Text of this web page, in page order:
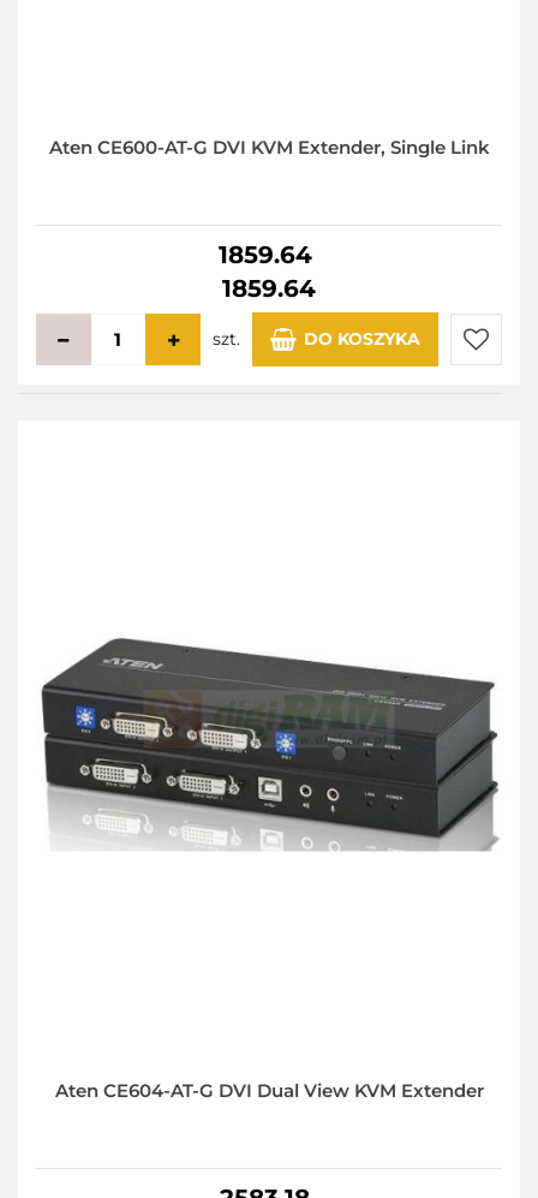
Aten CE600-AT-G DVI KVM Extender, Single Link
1859.64
1859.64
szt. DO KOSZYKA
Do
Aten CE604-AT-G DVI Dual View KVM Extender